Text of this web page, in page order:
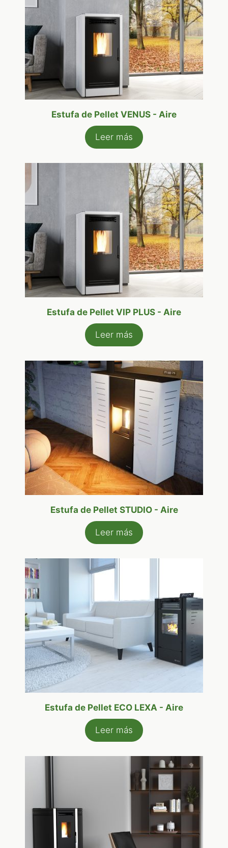
Estufa de Pellet VENUS - Aire
Leer más
Estufa de Pellet VIP PLUS - Aire
Leer más
Estufa de Pellet STUDIO - Aire
Leer más
Estufa de Pellet ECO LEXA - Aire
Leer más